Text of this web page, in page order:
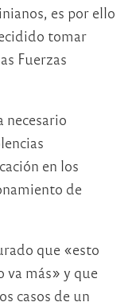
es por ello
tomar
Fuerzas
necesario
en los
de
que «esto
va más» y que
casos de un